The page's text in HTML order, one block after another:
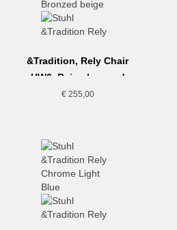
&Tradition, Rely Chair
HW6, Beige bronzed
€255,00